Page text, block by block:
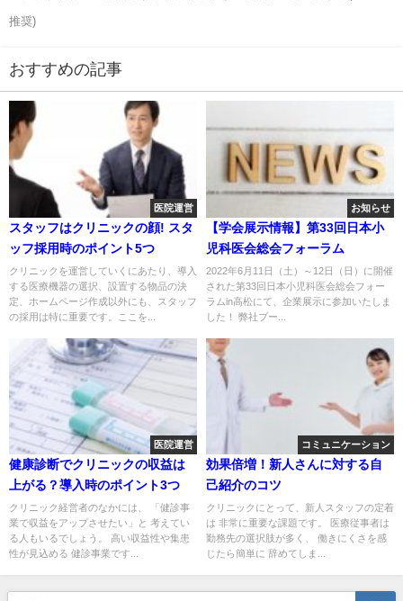
推奨)
おすすめの記事
医院運営
スタッフはクリニックの顔! スタ
ッフ採用時のポイント5つ
クリニックを運営していくにあたり、導入
する医療機器の選択、設置する物品の決
定、ホームページ作成以外にも、スタッフ
の採用は特に重要です。ここを...
お知らせ
【学会展示情報】第33回日本小
児科医会総会フォーラム
2022年6月11日（土）～12日（日）に開催
された第33回日本小児科医会総会フォー
ラムin高松にて、企業展示に参加いたしま
した！ 弊社ブー...
医院運営
健康診断でクリニックの収益は
上がる？導入時のポイント3つ
クリニック経営者のなかには、 「健診事
業で収益をアップさせたい」と 考えてい
る人もいるでしょう。 高い収益性や集患
性が見込める 健診事業です...
コミュニケーション
効果倍増！新人さんに対する自
己紹介のコツ
クリニックにとって、新人スタッフの定着
は 非常に重要な課題です。 医療従事者は
勤務先の選択肢が多く、 働きにくさを感
じたら簡単に 辞めてしま...